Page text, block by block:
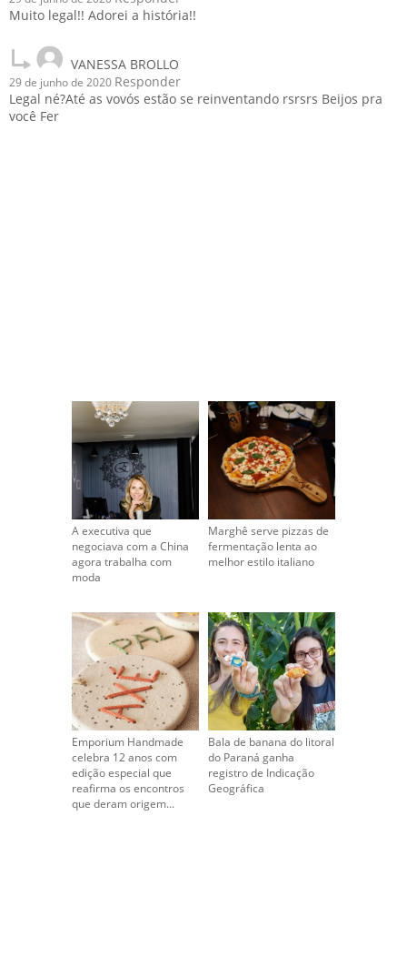
Muito legal!! Adorei a história!!
VANESSA BROLLO
29 de junho de 2020 Responder
Legal né?Até as vovós estão se reinventando rsrsrs Beijos pra
você Fer
A executiva que
negociava com a China
agora trabalha com
moda
Marghê serve pizzas de
fermentação lenta ao
melhor estilo italiano
Emporium Handmade
celebra 12 anos com
edição especial que
reafirma os encontros
que deram origem...
Bala de banana do litoral
do Paraná ganha
registro de Indicação
Geográfica